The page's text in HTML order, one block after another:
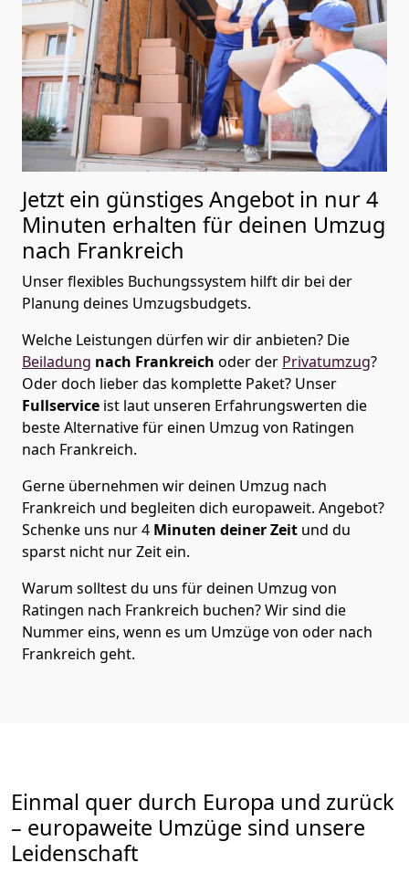
Jetzt ein günstiges Angebot in nur4
Minuten erhalten für deinen Umzug
nach Frankreich
Unser flexibles Buchungssystem hilft dir bei der
Planung deines Umzugsbudgets.
Welche Leistungen dürfen wir dir anbieten? Die
Beiladung nach Frankreich oder der Privatumzug?
Oder doch lieber das komplette Paket? Unser
Fullservice ist laut unseren Erfahrungswerten die
beste Alternative für einen Umzug von Ratingen
nach Frankreich.
Gerne übernehmen wir deinen Umzug nach
Frankreich und begleiten dich europaweit. Angebot?
Schenke uns nur4 Minuten deiner Zeit und du
sparst nicht nur Zeit ein.
Warum solltest du uns für deinen Umzug von
Ratingen nach Frankreich buchen? Wir sind die
Nummer eins, wenn es um Umzüge von oder nach
Frankreich geht.
Einmal quer durch Europa und zurück
– europaweite Umzüge sind unsere
Leidenschaft